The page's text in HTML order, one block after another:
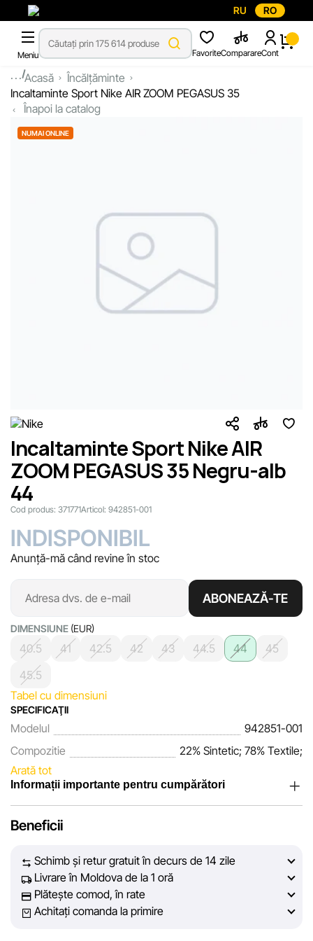
RU RO
Meniu FavoriteComparareCont
...Acasă
Încălțăminte
Incaltaminte Sport Nike AIR ZOOM PEGASUS 35
Înapoi la catalog
NUMAI ONLINE
Incaltaminte Sport Nike AIR
ZOOM PEGASUS 35 Negru-alb
44
Cod produs: 371771Articol: 942851-001
INDISPONIBIL
Anunță-mă când revine în stoc
ABONEAZĂ-TE
DIMENSIUNE (EUR)
40.5 41 42.5 42 43 44.5 44
45
45.5
Tabel cu dimensiuni
SPECIFICAŢII
Modelul
942851-001
Compozitie
22% Sintetic; 78% Textile;
Arată tot
Informații importante pentru cumpărători
încrederea clienților noștri. În fiecare zi depunem eforturi
prezentate pe site să fie cât mai complete, obiective și
actuale. Scopul nostru este să vă oferim informații corecte și
veridice, pentru ca dvs. să puteți lua cea mai bună decizie
de cumpărare.
Beneficii
Schimb și retur gratuit în decurs de 14 zile
Livrare în Moldova de la 1 oră
Plătește comod, în rate
Achitați comanda la primire